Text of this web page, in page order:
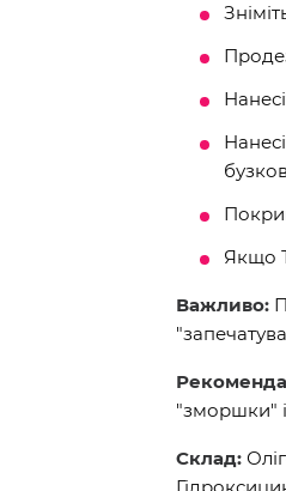
Якщо
Важливо:
"зморшки"
Склад: